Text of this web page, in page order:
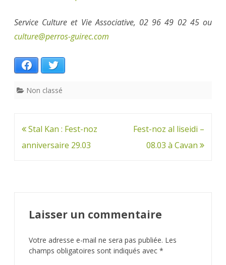
Service Culture et Vie Associative, 02 96 49 02 45 ou
culture@perros-guirec.com
Facebook
Non classé
Navigation
de
Stal Kan : Fest-noz
anniversaire 29.03
Fest-noz al liseidi –
08.03 à Cavan
Laisser un commentaire
Votre adresse e-mail ne sera pas publiée. Les
champs obligatoires sont indiqués avec *